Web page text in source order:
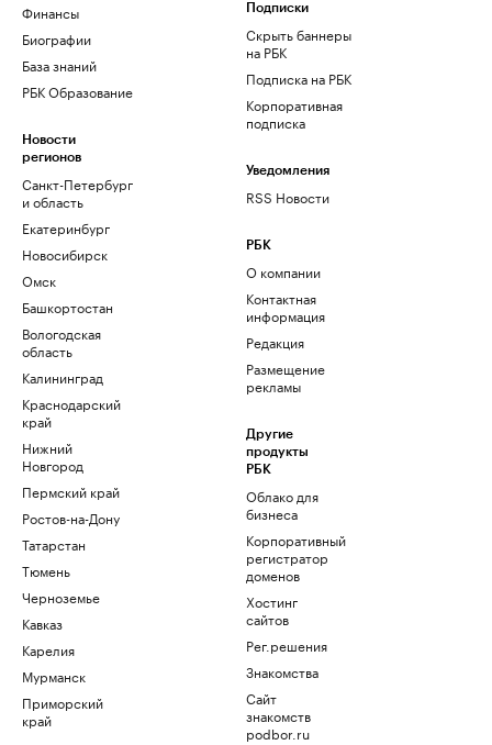
Финансы
Биографии
База знаний
РБК Образование
Новости
регионов
Санкт-Петербург
и область
Екатеринбург
Новосибирск
Омск
Башкортостан
Вологодская
область
Калининград
Краснодарский
край
Нижний
Новгород
Пермский край
Ростов-на-Дону
Татарстан
Тюмень
Черноземье
Кавказ
Карелия
Мурманск
Приморский
край
Подписки
Скрыть баннеры
на РБК
Подписка на РБК
Корпоративная
подписка
Уведомления
RSS Новости
РБК
О компании
Контактная
информация
Редакция
Размещение
рекламы
Другие
продукты
РБК
Облако для
бизнеса
Корпоративный
регистратор
доменов
Хостинг
сайтов
Рег.решения
Знакомства
Сайт
знакомств
podbor.ru